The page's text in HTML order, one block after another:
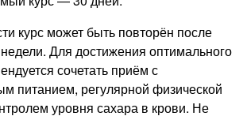
курс может быть повторён после
Для достижения оптимального
сочетать приём с
питанием, регулярной физической
уровня сахара в крови. Не